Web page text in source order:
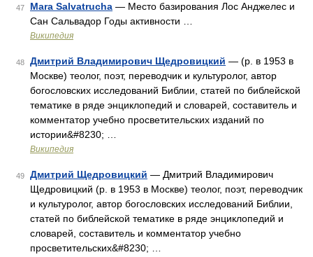
47 Mara Salvatrucha — Место базирования Лос Анджелес и
Сан Сальвадор Годы активности …
Википедия
48 Дмитрий Владимирович Щедровицкий — (р. в 1953 в
Москве) теолог, поэт, переводчик и культуролог, автор
богословских исследований Библии, статей по библейской
тематике в ряде энциклопедий и словарей, составитель и
комментатор учебно просветительских изданий по
истории&#8230; …
Википедия
49 Дмитрий Щедровицкий — Дмитрий Владимирович
Щедровицкий (р. в 1953 в Москве) теолог, поэт, переводчик
и культуролог, автор богословских исследований Библии,
статей по библейской тематике в ряде энциклопедий и
словарей, составитель и комментатор учебно
просветительских&#8230; …